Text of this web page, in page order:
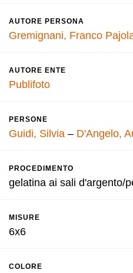
AUTORE PERSONA
Gremignani, Franco
AUTORE ENTE
Publifoto
PERSONE
Guidi, Silvia – D'Angelo,
PROCEDIMENTO
gelatina ai sali d'argento/
MISURE
6x6
COLORE